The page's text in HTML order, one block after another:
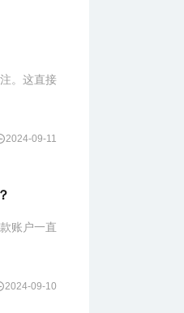
。这直接
2024-09-11
账户一直
2024-09-10